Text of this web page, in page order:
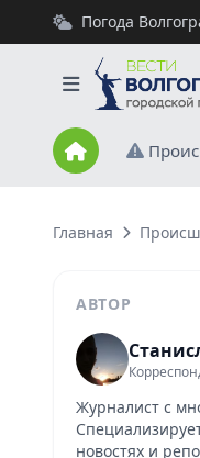
Погода
Главная
АВТОР
Журналист с
новостях и